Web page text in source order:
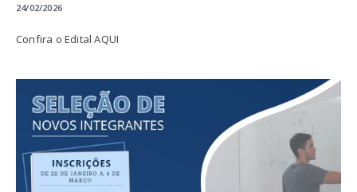
24/02/2026
Confira o Edital AQUI